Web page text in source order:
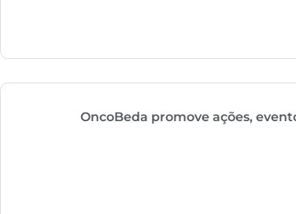
OncoBeda promove ações,